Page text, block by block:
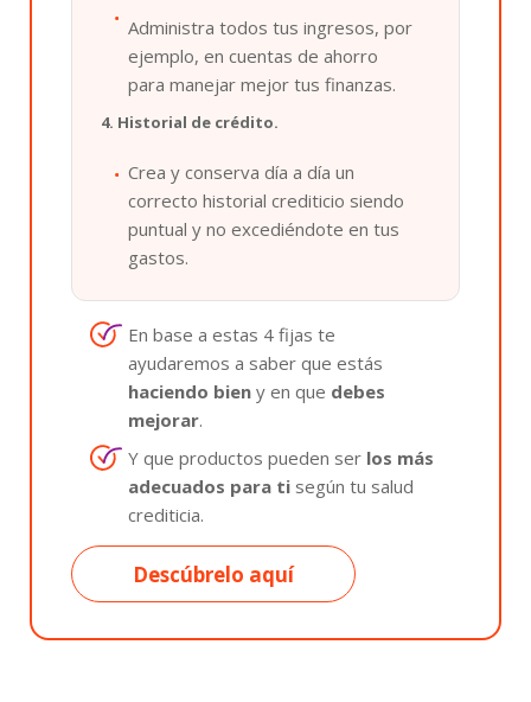
Administra todos tus ingresos, por
ejemplo, en cuentas de ahorro
para manejar mejor tus finanzas.
4. Historial de crédito.
Crea y conserva día a día un
correcto historial crediticio siendo
puntual y no excediéndote en tus
gastos.
En base a estas 4 fijas te
ayudaremos a saber que estás
haciendo bien y en que debes
mejorar.
Y que productos pueden ser los más
adecuados para ti según tu salud
crediticia.
Descúbrelo aquí